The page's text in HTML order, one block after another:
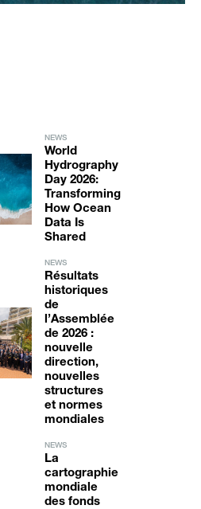
NEWS
World
Hydrography
Day 2026:
Transforming
How Ocean
Data Is
Shared
NEWS
Résultats
historiques
de
l’Assemblée
de 2026 :
nouvelle
direction,
nouvelles
structures
et normes
mondiales
NEWS
La
cartographie
mondiale
des fonds